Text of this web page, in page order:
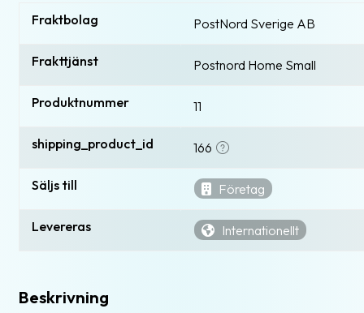
Fraktbolag PostNord Sverige AB
Frakttjänst Postnord Home Small
Produktnummer 11
shipping_product_id 166
Säljs till Företag
Levereras Internationellt
Beskrivning